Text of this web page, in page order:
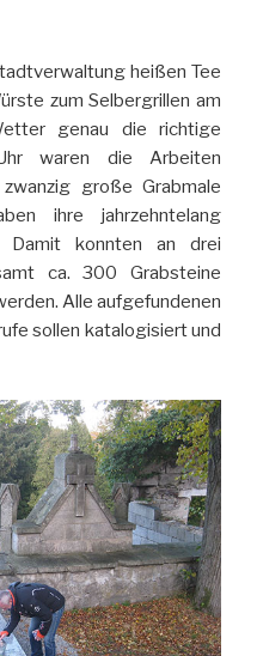
heißen Tee
zum Selbergrillen am
genau die richtige
waren die Arbeiten
große Grabmale
ihre jahrzehntelang
Damit konnten an drei
ca. 300 Grabsteine
Alle aufgefundenen
sollen katalogisiert und